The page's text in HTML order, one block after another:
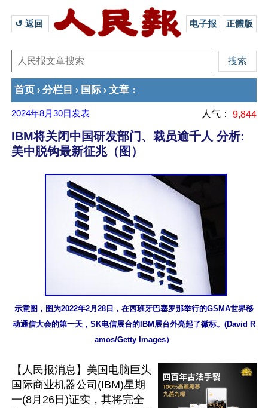
↺ 返回 电子报 正體版
首页 › 分栏目 › 国际 › 文章 ：
2024年8月30日 发表 人气： 9,844
IBM将关闭中国研发部门、裁员逾千人 分析:
美中脱钩最新征兆（图）
示意图，图为2022年2月28日，在西班牙巴塞罗那举行的GSMA世界移
动通信大会的第一天，SK电信展台的IBM展台外亮起了徽标。(David R
amos/Getty Images）
【人民报消息】美国电脑巨头
国际商业机器公司(IBM)星期
一(8月26日)证实，其将完全